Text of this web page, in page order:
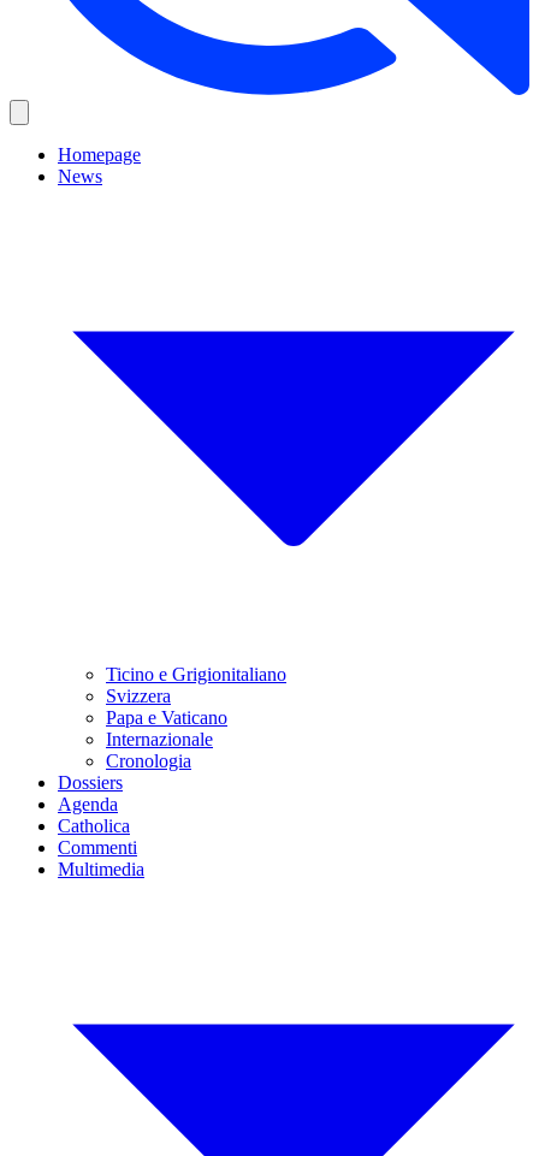
Homepage
News
Ticino e Grigionitaliano
Svizzera
Papa e Vaticano
Internazionale
Cronologia
Dossiers
Agenda
Catholica
Commenti
Multimedia